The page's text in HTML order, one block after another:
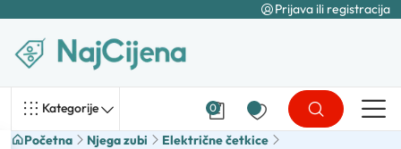
Prijava ili registracija
Kategorije 0
Početna Njega zubi
Električne četkice